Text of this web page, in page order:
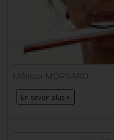
Mélissa MORSARD
En savoir plus »